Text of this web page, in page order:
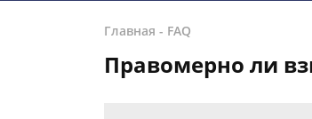
Главная - FAQ
Правомерно ли